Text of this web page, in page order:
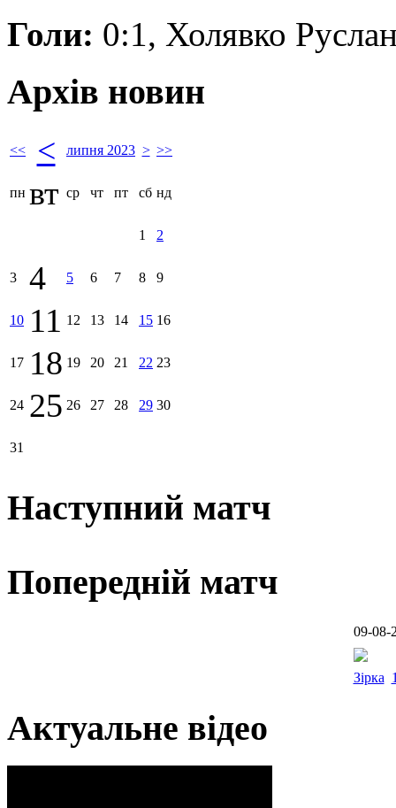
Голи: 0:1, Холявко
Архів новин
<< < липня 2023 > >>
пн вт ср чт пт сб нд
1 2
3 4 5 6 7 8 9
10 11 12 13 14 15 16
17 18 19 20 21 22 23
24 25 26 27 28 29 30
31
Наступний матч
Попередній матч
09-08-
Зірка
Актуальне відео